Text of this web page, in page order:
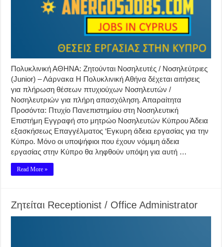
Πολυκλινική ΑΘΗΝΑ: Ζητούνται Νοσηλευτές / Νοσηλεύτριες
(Junior) – Λάρνακα Η Πολυκλινική Αθήνα δέχεται αιτήσεις
για πλήρωση θέσεων πτυχιούχων Νοσηλευτών /
Νοσηλευτριών για πλήρη απασχόληση. Απαραίτητα
Προσόντα: Πτυχίο Πανεπιστημίου στη Νοσηλευτική
Επιστήμη Εγγραφή στο μητρώο Νοσηλευτών Κύπρου Άδεια
εξασκήσεως Επαγγέλματος ‘Εγκυρη άδεια εργασίας για την
Κύπρο. Μόνο οι υποψήφιοι που έχουν νόμιμη άδεια
εργασίας στην Κύπρο θα ληφθούν υπόψη για αυτή …
Read More »
Ζητείται Receptionist / Office Administrator